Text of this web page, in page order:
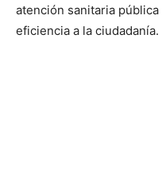
atención sanitaria
eficiencia a la ciudadanía.